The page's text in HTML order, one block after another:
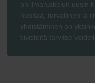
on ilmanjakelun uusin
huoltaa, turvallinen ja
yhdistäminen on
tiivisteitä tarvitse